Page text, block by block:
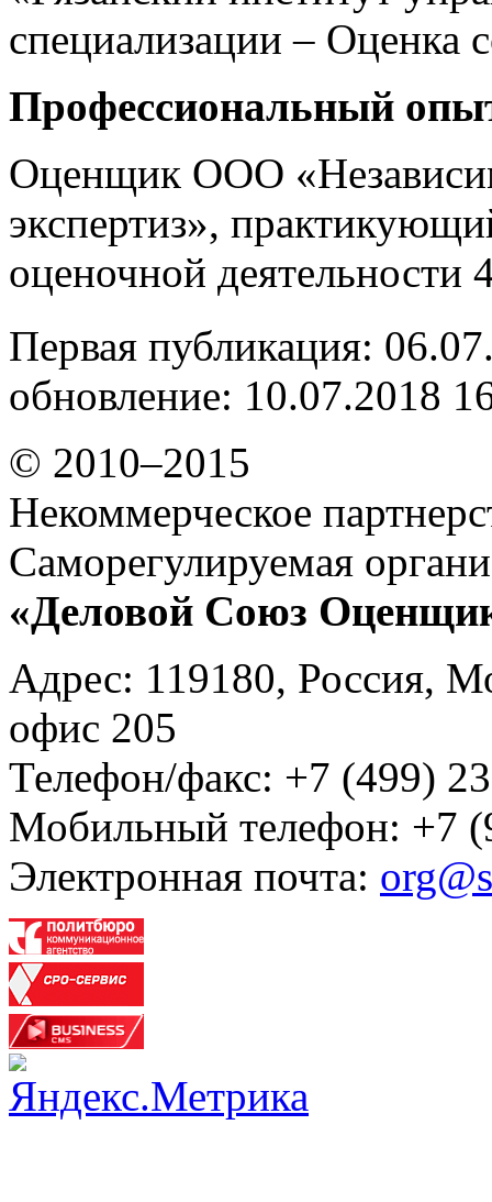
специализации – Оценка
Профессиональный
Оценщик ООО
экспертиз»,
оценочной деятельности
Первая публикация:
обновление: 10.07.2018
© 2010–2015
Некоммерческое
Саморегулируемая
«Деловой Союз
Адрес: 119180, Россия,
офис 205
Телефон/факс: +7 (499)
Мобильный телефон: +7
Электронная почта: